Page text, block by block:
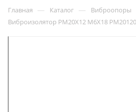
Главная — Каталог — Виброопоры
Виброизолятор PM20X12 M6X18